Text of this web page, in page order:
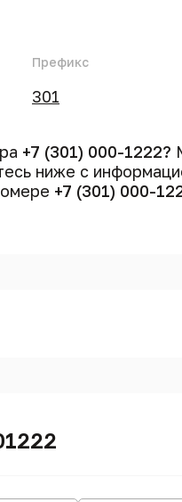
Префикс
301
+7 (301) 000-1222?
ниже с
+7 (301) 000-